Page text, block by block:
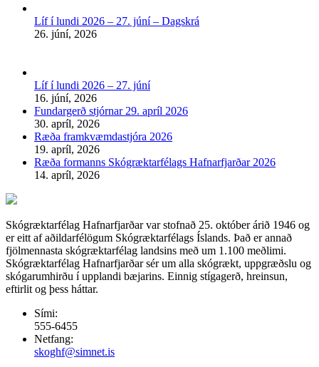
Líf í lundi 2026 – 27. júní – Dagskrá
26. júní, 2026
Líf í lundi 2026 – 27. júní
16. júní, 2026
Fundargerð stjórnar 29. apríl 2026
30. apríl, 2026
Ræða framkvæmdastjóra 2026
19. apríl, 2026
Ræða formanns Skógræktarfélags Hafnarfjarðar 2026
14. apríl, 2026
Skógræktarfélag Hafnarfjarðar var stofnað 25. október árið 1946 og
er eitt af aðildarfélögum Skógræktarfélags Íslands. Það er annað
fjölmennasta skógræktarfélag landsins með um 1.100 meðlimi.
Skógræktarfélag Hafnarfjarðar sér um alla skógrækt, uppgræðslu og
skógarumhirðu í upplandi bæjarins. Einnig stígagerð, hreinsun,
eftirlit og þess háttar.
Sími:
555-6455
Netfang:
skoghf@simnet.is